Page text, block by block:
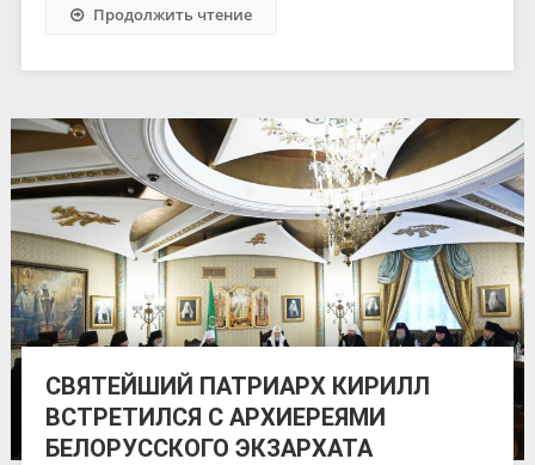
Продолжить чтение
СВЯТЕЙШИЙ ПАТРИАРХ КИРИЛЛ
ВСТРЕТИЛСЯ С АРХИЕРЕЯМИ
БЕЛОРУССКОГО ЭКЗАРХАТА